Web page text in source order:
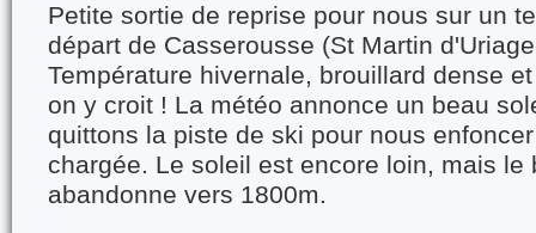
Petite sortie de reprise pour nous sur un
départ de Casserousse (St Martin
Température hivernale, brouillard dense
on y croit ! La météo annonce un beau
quittons la piste de ski pour nous
chargée. Le soleil est encore loin, mais le
abandonne vers 1800m.